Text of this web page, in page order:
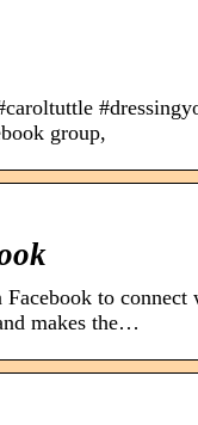
group,
to
makes the…